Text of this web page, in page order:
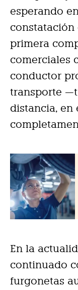
esperando
constatación
primera
comerciales
conductor
transporte
distancia, en
En la
continuado
furgonetas